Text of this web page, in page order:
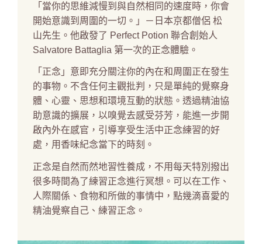
「當你的思維減慢到與自然相同的速度時，你會
開始意識到周圍的一切。」－日本京都僧侶 松
山先生。他啟發了 Perfect Potion 聯合創始人
Salvatore Battaglia 第一次的正念體驗。
「正念」意即充分關注你的內在和周圍正在發生
的事物。不含任何主觀批判，只是單純的覺察身
體、心靈、思想和環境互動的狀態。透過精油協
助意識的擴展，以嗅覺去感受芬芳，能進一步開
啟內外在感官，引導享受生活中正念練習的好
處，用香味紀念當下的時刻。
正念是自然而然地習性養成，不用每天特別撥出
很多時間為了練習正念進行冥想。可以在工作、
人際關係、食物和所做的事情中，點幾滴喜愛的
精油覺察自己、練習正念。